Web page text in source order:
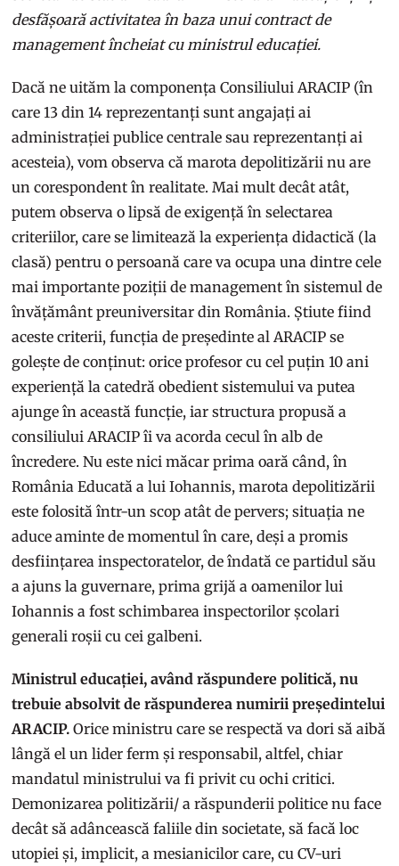
desfășoară activitatea în baza unui contract de
management încheiat cu ministrul educației.
Dacă ne uităm la componența Consiliului ARACIP (în
care 13 din 14 reprezentanți sunt angajați ai
administrației publice centrale sau reprezentanți ai
acesteia), vom observa că marota depolitizării nu are
un corespondent în realitate. Mai mult decât atât,
putem observa o lipsă de exigență în selectarea
criteriilor, care se limitează la experiența didactică (la
clasă) pentru o persoană care va ocupa una dintre cele
mai importante poziții de management în sistemul de
învățământ preuniversitar din România. Știute fiind
aceste criterii, funcția de președinte al ARACIP se
golește de conținut: orice profesor cu cel puțin 10 ani
experiență la catedră obedient sistemului va putea
ajunge în această funcție, iar structura propusă a
consiliului ARACIP îi va acorda cecul în alb de
încredere. Nu este nici măcar prima oară când, în
România Educată a lui Iohannis, marota depolitizării
este folosită într-un scop atât de pervers; situația ne
aduce aminte de momentul în care, deși a promis
desființarea inspectoratelor, de îndată ce partidul său
a ajuns la guvernare, prima grijă a oamenilor lui
Iohannis a fost schimbarea inspectorilor școlari
generali roșii cu cei galbeni.
Ministrul educației, având răspundere politică, nu
trebuie absolvit de răspunderea numirii președintelui
ARACIP. Orice ministru care se respectă va dori să aibă
lângă el un lider ferm și responsabil, altfel, chiar
mandatul ministrului va fi privit cu ochi critici.
Demonizarea politizării/ a răspunderii politice nu face
decât să adâncească faliile din societate, să facă loc
utopiei și, implicit, a mesianicilor care, cu CV-uri